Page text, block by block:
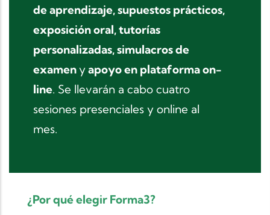
de aprendizaje, supuestos prácticos,
exposición oral, tutorías
personalizadas, simulacros de
examenyapoyo en plataforma on-
line. Se llevarán a cabo cuatro
sesiones presenciales y online al
mes.
¿Por qué elegir Forma3?